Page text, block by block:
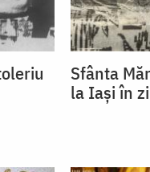
Sfânta
la Iași în